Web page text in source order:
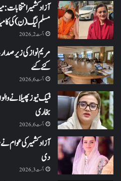
آزاد کشمیر
مسلم لیگ (ن) کی
اگست 2, 2026
کئے گئے
اگست 6, 2026
فیک نیوز پھیلانے
بخاری
اگست 6, 2026
آزاد کشمیر کی عوام
دی
اگست 3, 2026